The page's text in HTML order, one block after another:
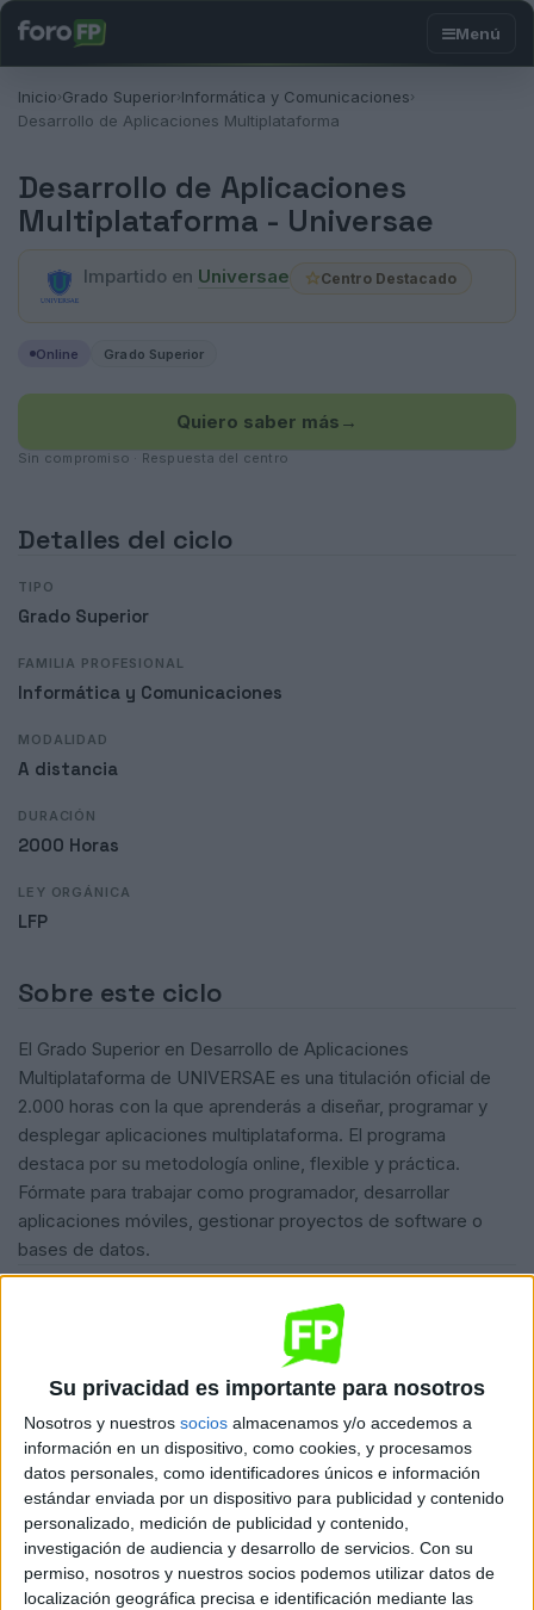
Su privacidad es importante para nosotros
Nosotros y nuestros socios almacenamos y/o accedemos a
información en un dispositivo, como cookies, y procesamos
datos personales, como identificadores únicos e información
estándar enviada por un dispositivo para publicidad y contenido
personalizado, medición de publicidad y contenido,
investigación de audiencia y desarrollo de servicios. Con su
permiso, nosotros y nuestros socios podemos utilizar datos de
localización geográfica precisa e identificación mediante las
Inicio›Grado Superior›Informática y Comunicaciones›
Desarrollo de Aplicaciones Multiplataforma
Desarrollo de Aplicaciones
Multiplataforma - Universae
Impartido en Universae Centro Destacado
Online Grado Superior
Quiero saber más →
Sin compromiso · Respuesta del centro
Detalles del ciclo
TIPO
Grado Superior
FAMILIA PROFESIONAL
Informática y Comunicaciones
MODALIDAD
A distancia
DURACIÓN
2000 Horas
LEY ORGÁNICA
LFP
Sobre este ciclo
El Grado Superior en Desarrollo de Aplicaciones
Multiplataforma de UNIVERSAE es una titulación oficial de
2.000 horas con la que aprenderás a diseñar, programar y
desplegar aplicaciones multiplataforma. El programa
destaca por su metodología online, flexible y práctica.
Fórmate para trabajar como programador, desarrollar
aplicaciones móviles, gestionar proyectos de software o
bases de datos.
Más información disponible en la web del centro:
¿Te encaja este ciclo?
Te ponemos en contacto directo con Universae. Sin
coste ni compromiso.
Quiero saber más→